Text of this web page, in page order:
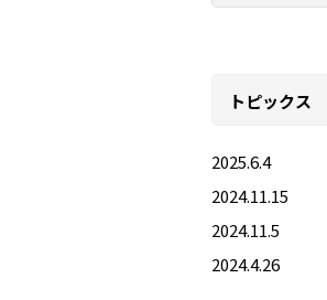
トピックス
2025.6.4
2024.11.15
2024.11.5
2024.4.26